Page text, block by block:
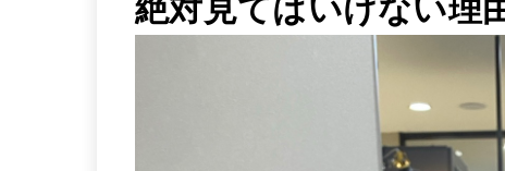
絶対見てはいけない理